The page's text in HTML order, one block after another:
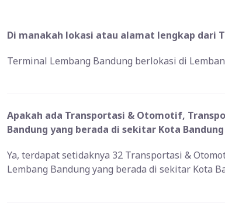
Di manakah lokasi atau alamat lengkap dari
Terminal Lembang Bandung berlokasi di
Apakah ada Transportasi & Otomotif,
Bandung yang berada di sekitar Kota Bandung
Ya, terdapat setidaknya 32 Transportasi &
Lembang Bandung yang berada di sekitar Kota